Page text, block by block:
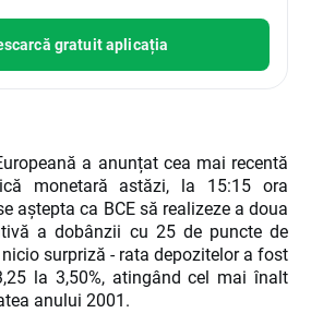
gratuit aplicația
a anunțat cea mai recentă
monetară astăzi, la 15:15 ora
aștepta ca BCE să realizeze a doua
a dobânzii cu 25 de puncte de
surpriză - rata depozitelor a fost
la 3,50%, atingând cel mai înalt
anului 2001.